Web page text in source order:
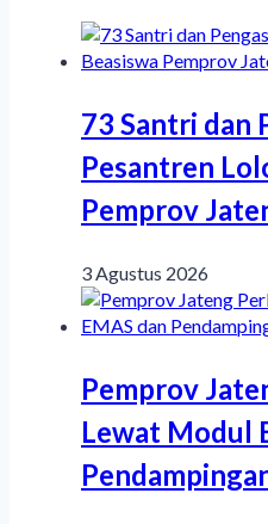
73 Santri dan
Pesantren
Pemprov
3 Agustus 2026
Pemprov
Lewat Modul